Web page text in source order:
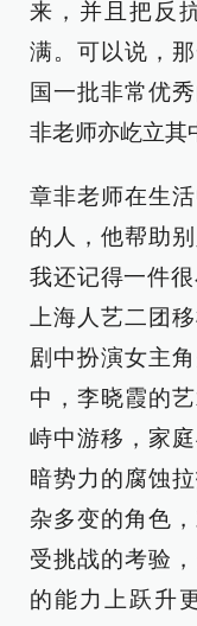
来，并且把反
满。可以说，
国一批非常优
非老师亦屹立其
章非老师在生
的人，他帮助
我还记得一件
上海人艺二团
剧中扮演女主
中，李晓霞的
峙中游移，家
暗势力的腐蚀
杂多变的角色
受挑战的考验
的能力上跃升